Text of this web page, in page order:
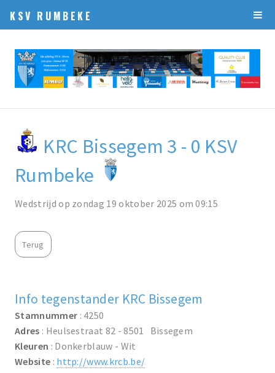
KSV RUMBEKE
KRC Bissegem 3 - 0 KSV
Rumbeke
Wedstrijd op zondag 19 oktober 2025 om 09:15
Terug
Info tegenstander KRC Bissegem
Stamnummer : 4250
Adres : Heulsestraat 82 - 8501 Bissegem
Kleuren : Donkerblauw - Wit
Website : http://www.krcb.be/